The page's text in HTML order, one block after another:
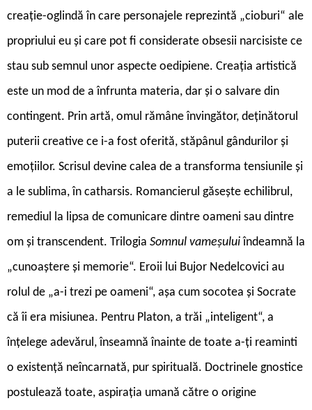
creație-oglindă în care personajele reprezintă „cioburi“ ale
propriului eu și care pot fi considerate obsesii narcisiste ce
stau sub semnul unor aspecte oedipiene. Creația artistică
este un mod de a înfrunta materia, dar și o salvare din
contingent. Prin artă, omul rămâne învingător, deținătorul
puterii creative ce i-a fost oferită, stăpânul gândurilor și
emoțiilor. Scrisul devine calea de a transforma tensiunile și
a le sublima, în catharsis. Romancierul găsește echilibrul,
remediul la lipsa de comunicare dintre oameni sau dintre
om și transcendent. Trilogia Somnul vameșuluiîndeamnă la
„cunoaștere și memorie“. Eroii lui Bujor Nedelcovici au
rolul de „a-i trezi pe oameni“, așa cum socotea și Socrate
că îi era misiunea. Pentru Platon, a trăi „inteligent“, a
înțelege adevărul, înseamnă înainte de toate a-ți reaminti
o existență neîncarnată, pur spirituală. Doctrinele gnostice
postulează toate, aspirația umană către o origine